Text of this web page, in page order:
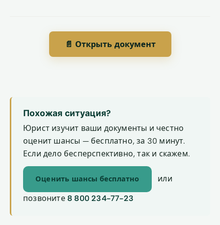
📄 Открыть документ
Похожая ситуация?
Юрист изучит ваши документы и честно
оценит шансы — бесплатно, за 30 минут.
Если дело бесперспективно, так и скажем.
Оценить шансы бесплатно или
позвоните 8 800 234-77-23